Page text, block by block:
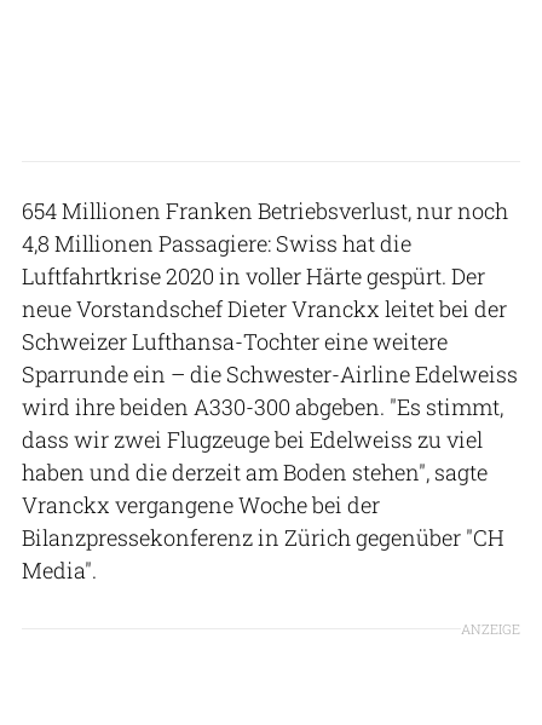
654 Millionen Franken Betriebsverlust, nur noch
4,8 Millionen Passagiere: Swiss hat die
Luftfahrtkrise 2020 in voller Härte gespürt. Der
neue Vorstandschef Dieter Vranckx leitet bei der
Schweizer Lufthansa-Tochter eine weitere
Sparrunde ein – die Schwester-Airline Edelweiss
wird ihre beiden A330-300 abgeben. "Es stimmt,
dass wir zwei Flugzeuge bei Edelweiss zu viel
haben und die derzeit am Boden stehen", sagte
Vranckx vergangene Woche bei der
Bilanzpressekonferenz in Zürich gegenüber "CH
Media".
ANZEIGE